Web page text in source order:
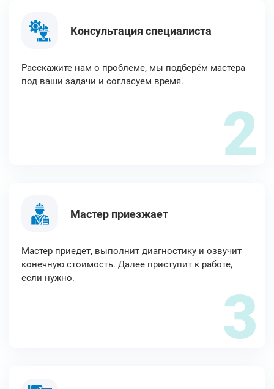
Консультация специалиста
Расскажите нам о проблеме, мы подберём мастера
под ваши задачи и согласуем время.
2
Мастер приезжает
Мастер приедет, выполнит диагностику и озвучит
конечную стоимость. Далее приступит к работе,
если нужно.
3